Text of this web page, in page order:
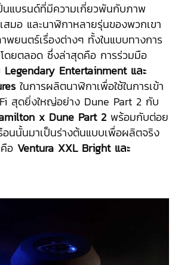
นแบรนด์ที่มีความเกี่ยวพันกับภาพ
มอ และนาฬิกาหลายรุ่นของพวกเขา
าพยนตร์เรื่องต่างๆ ทั้งในแบบทางการ
โดยตลอด ซึ่งล่าสุดคือ การร่วมมือ
Legendary Entertainment และ
ในการผลิตนาฬิกาเพื่อใช้ในการเข้า
สุดยิ่งใหญ่อย่าง Dune Part 2 กับ
x Dune Part 2 พร้อมกับต่อย
อนนั้นมาเป็นร่างต้นแบบเพื่อผลิตจริง
อ Ventura XXL Bright และ